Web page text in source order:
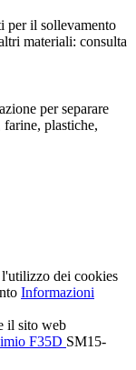
per il sollevamento
materiali: consulta
per separare
farine, plastiche,
l'utilizzo dei cookies
Informazioni
il sito web
F35D SM15-